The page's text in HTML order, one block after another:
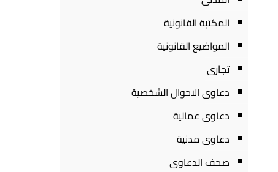
المكتبة القانونية
المواضيع القانونية
تجارى
دعاوى الاحوال الشخصية
دعاوى عمالية
دعاوى مدنية
صحف الدعاوى